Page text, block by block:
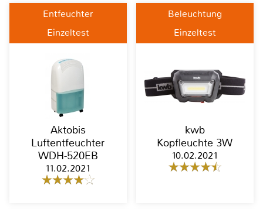
Entfeuchter
Einzeltest
Aktobis
Luftentfeuchter
WDH-520EB
11.02.2021
Beleuchtung
Einzeltest
kwb
Kopfleuchte 3W
10.02.2021